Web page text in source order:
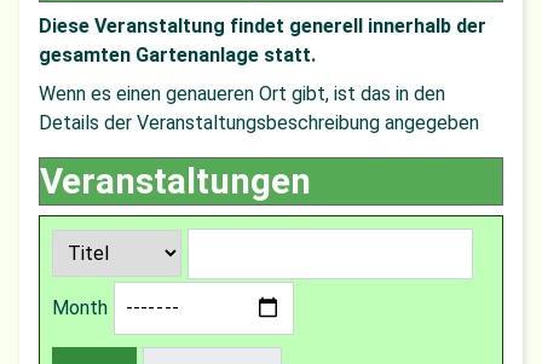
Diese Veranstaltung findet generell innerhalb der
gesamten Gartenanlage statt.
Wenn es einen genaueren Ort gibt, ist das in den
Details der Veranstaltungsbeschreibung angegeben
Veranstaltungen
Month